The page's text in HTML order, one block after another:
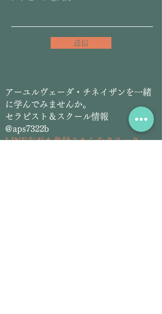
送信
​アーユルヴェーダ・チネイザンを一緒
に学んでみませんか。
セラピスト＆スクール情報
@aps7322b
LINE友だち登録こちらをクリック